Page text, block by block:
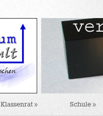
Klassenrat » Schule »